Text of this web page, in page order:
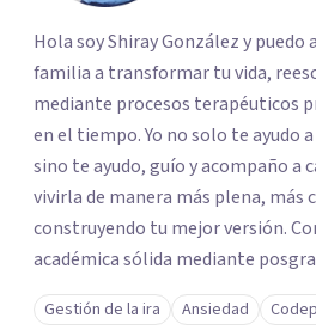
Hola soy Shiray González y puedo
familia a transformar tu vida,
mediante procesos terapéuticos
en el tiempo. Yo no solo te ayudo
sino te ayudo, guío y acompaño a
vivirla de manera más plena, más
construyendo tu mejor versión. Con una formación
académica sólida mediante
breve, familiar e infantil, así
profesional y experiencia clínica
Gestión de la ira Ansiedad